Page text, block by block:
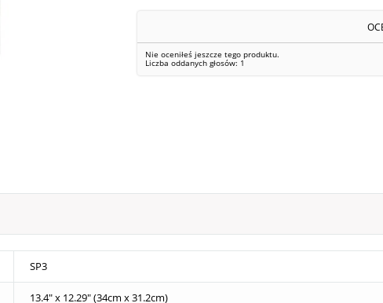
Nie oceniłeś jeszcze tego produktu.
Liczba oddanych głosów: 1
SP3
13.4" x 12.29" (34cm x 31.2cm)